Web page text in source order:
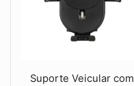
Suporte Veicular com